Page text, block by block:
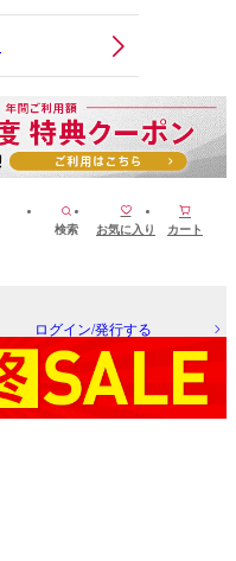
検索 お気に入り カート
ログイン/発行する